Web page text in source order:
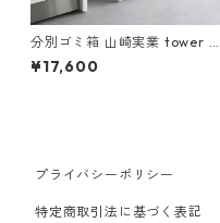
分別ゴミ箱 山崎実業 tower タ
ワー 蓋付き目隠し分別ダスト
ワゴン 45L 2分別 ホワイト
¥17,600
プライバシーポリシー
特定商取引法に基づく表記